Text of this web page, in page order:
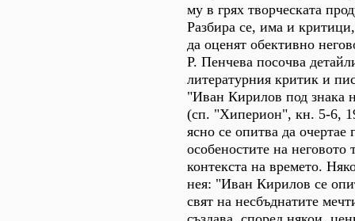
му в грях творческата
Разбира се, има и
да оценят обективно
Р. Пенчева посочва
литературния критик и
"Иван Кирилов под знака
(сп. "Хиперион", кн. 5-6,
ясно се опитва да очертае
особеностите на неговото
контекста на времето.
нея: "Иван Кирилов се
свят на несбъднатите